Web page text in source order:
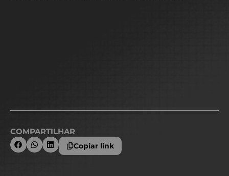
COMPARTILHAR
Copiar link